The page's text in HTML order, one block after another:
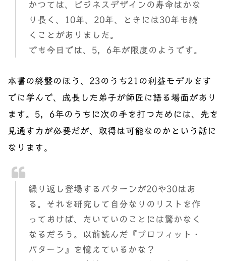
かつては、ビジネスデザインの寿命はかな
り長く、10年、20年、ときには30年も続
くことがありました。
でも今日では、5，6年が限度のようです。
本書の終盤のほう、23のうち21の利益モデルをす
でに学んで、成長した弟子が師匠に語る場面があり
ます。5，6年のうちに次の手を打つためには、先を
見通す力が必要だが、取得は可能なのかという話に
なります。
繰り返し登場するパターンが20や30はあ
る。それを研究して自分なりのリストを作
っておけば、たいていのことには驚かなく
なるだろう。以前読んだ『プロフィット・
パターン』を憶えているかな？